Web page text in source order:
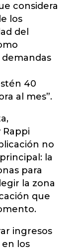
considera
los
del
40
al mes”.
no
la
para
la zona
que
ingresos
los